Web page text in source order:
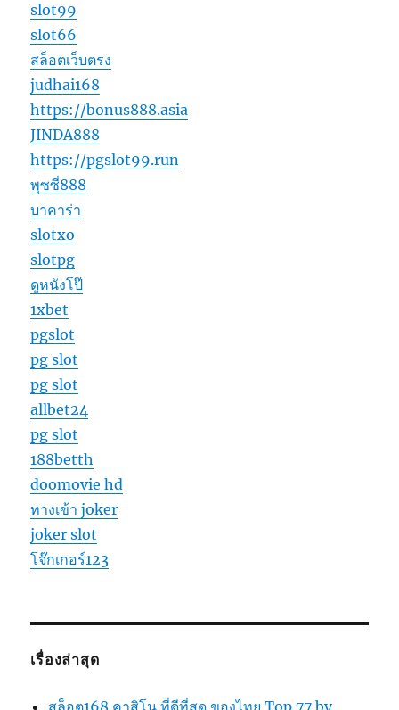
slot99
slot66
สล็อตเว็บตรง
judhai168
https://bonus888.asia
JINDA888
https://pgslot99.run
พุซซี่888
บาคาร่า
slotxo
slotpg
ดูหนังโป๊
1xbet
pgslot
pg slot
pg slot
allbet24
pg slot
188betth
doomovie hd
ทางเข้า joker
joker slot
โจ๊กเกอร์123
เรื่องล่าสุด